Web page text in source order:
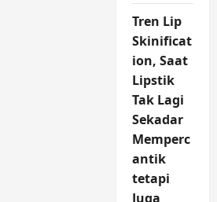
Tren Lip
Skinificat
ion, Saat
Lipstik
Tak Lagi
Sekadar
Memperc
antik
tetapi
Juga